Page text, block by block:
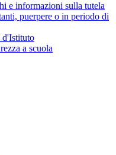
e informazioni sulla tutela
puerpere o in periodo di
d'Istituto
a scuola